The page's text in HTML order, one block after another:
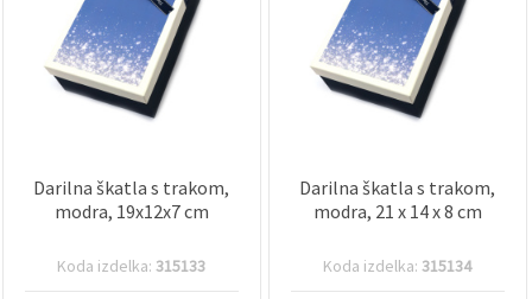
Darilna škatla s trakom,
modra, 19x12x7 cm
Koda izdelka:315133
Darilna škatla s trakom,
modra, 21 x 14 x 8 cm
Koda izdelka:315134